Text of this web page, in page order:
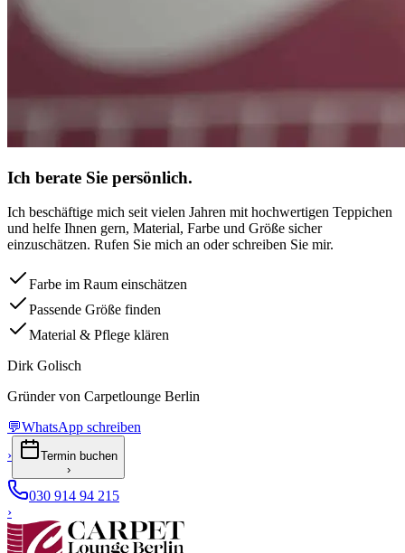
Ich berate Sie persönlich.
Ich beschäftige mich seit vielen Jahren mit hochwertigen Teppichen
und helfe Ihnen gern, Material, Farbe und Größe sicher
einzuschätzen. Rufen Sie mich an oder schreiben Sie mir.
Farbe im Raum einschätzen
Passende Größe finden
Material & Pflege klären
Dirk Golisch
Gründer von Carpetlounge Berlin
💬WhatsApp schreiben
›
Termin buchen
›
030 914 94 215
›